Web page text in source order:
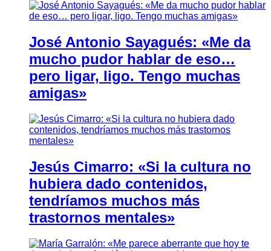
José Antonio Sayagués: «Me da
mucho pudor hablar de eso…
pero ligar, ligo. Tengo muchas
amigas»
Jesús Cimarro: «Si la cultura no
hubiera dado contenidos,
tendríamos muchos más
trastornos mentales»